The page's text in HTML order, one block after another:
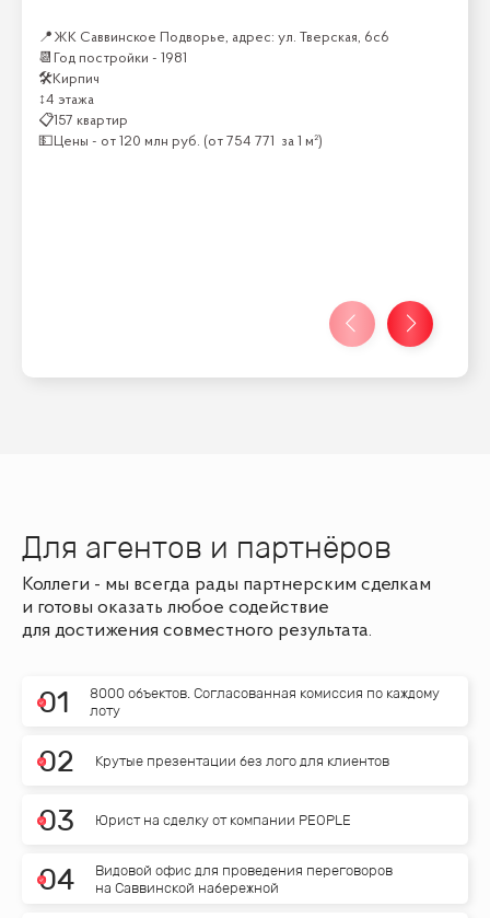
📍 ЖК Саввинское Подворье, адрес: ул. Тверская, 6с6
📆 Год постройки - 1981
🛠Кирпич
↕4 этажа
📋157 квартир
💵
Цены - от 120 млн руб. (от 754 771 за 1 м²)
Для агентов и партнёров
Коллеги - мы всегда рады партнерским сделкам
и готовы оказать любое содействие
для достижения совместного результата.
01
8000 объектов. Согласованная комиссия по каждому
лоту
02 Крутые презентации без лого для клиентов
03 Юрист на сделку от компании PEOPLE
04
Видовой офис для проведения переговоров
на Саввинской набережной